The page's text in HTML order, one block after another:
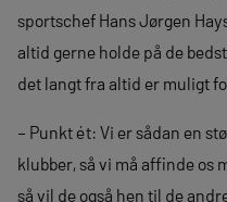
sportschef Hans Jørgen
altid gerne holde på de
det langt fra altid er muligt
– Punkt ét: Vi er sådan en
klubber, så vi må affinde os
så vil de også hen til de